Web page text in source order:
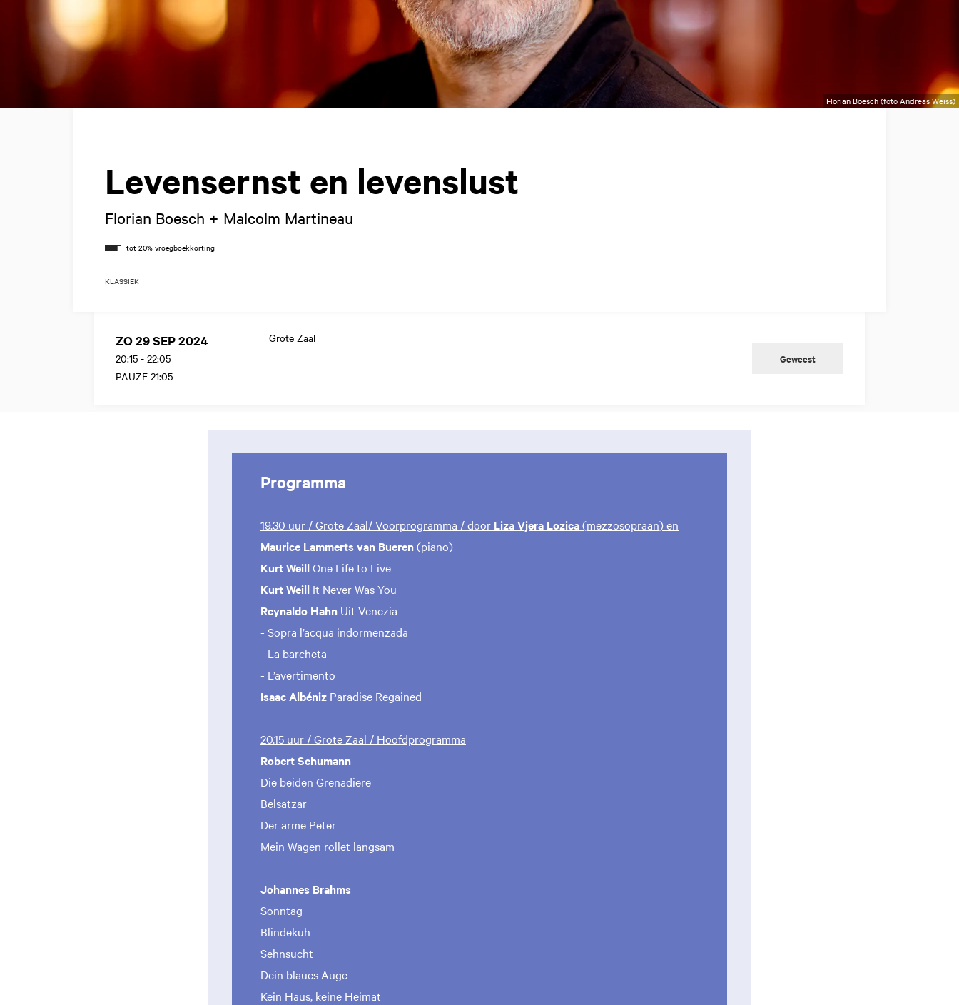
Florian Boesch (foto Andreas Weiss)
Levensernst en levenslust
Florian Boesch + Malcolm Martineau
KLASSIEK
ZO 29 SEP 2024
20:15 - 22:05
PAUZE 21:05
Grote Zaal
Geweest
Programma
19.30 uur / Grote Zaal/ Voorprogramma / door Liza Vjera Lozica(mezzosopraan) en
Maurice Lammerts van Bueren(piano)
Kurt WeillOne Life to Live
Kurt Weill It Never Was You
Reynaldo Hahn Uit Venezia
- Sopra l’acqua indormenzada
- La barcheta
- L’avertimento
Isaac Albéniz Paradise Regained
20.15 uur / Grote Zaal / Hoofdprogramma
Robert Schumann
Die beiden Grenadiere
Belsatzar
Der arme Peter
Mein Wagen rollet langsam
Johannes Brahms
Sonntag
Blindekuh
Sehnsucht
Dein blaues Auge
Kein Haus, keine Heimat